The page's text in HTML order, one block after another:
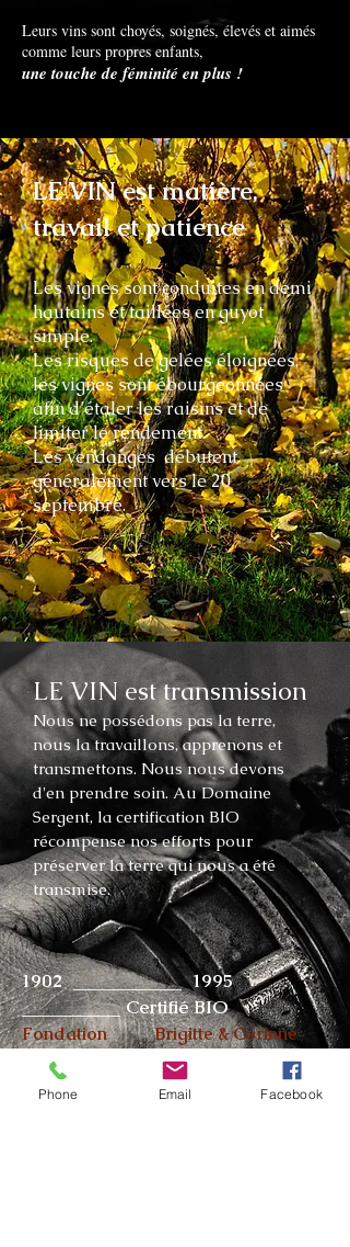
Leurs vins sont choyés, soignés, élevés et aimés
comme leurs propres enfants,
une touche de féminité en plus !
LE VIN est matière,
travail et patience
Les vignes sont conduites en demi
hautains et taillées en guyot
simple.
Les risques de gelées éloignées,
les vignes sont ébourgeonnées
afin d’étaler les raisins et de
limiter le rendement.
Les vendanges débutent
généralement vers le 20
septembre.
LE VIN est transmission
Nous ne possédons pas la terre,
nous la travaillons, apprenons et
transmettons. Nous nous devons
d'en prendre soin. Au Domaine
Sergent, la certification BIO
récompense nos efforts pour
préserver la terre qui nous a été
transmise.
1902 ___________ 1995
__________ Certifié BIO
Fondation Brigitte & Corinne
Phone Email Facebook